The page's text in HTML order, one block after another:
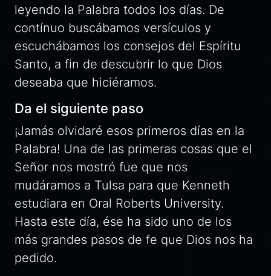
leyendo la Palabra todos los días. De
contínuo buscábamos versículos y
escuchábamos los consejos del Espíritu
Santo, a fin de descubrir lo que Dios
deseaba que hiciéramos.
Da el siguiente paso
¡Jamás olvidaré esos primeros días en la
Palabra! Una de las primeras cosas que el
Señor nos mostró fue que nos
mudáramos a Tulsa para que Kenneth
estudiara en Oral Roberts University.
Hasta este día, ése ha sido uno de los
más grandes pasos de fe que Dios nos ha
pedido.